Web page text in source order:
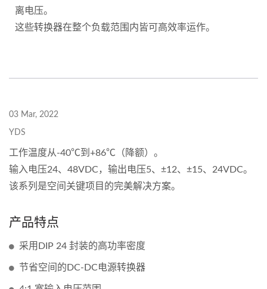
离电压。
这些转换器在整个负载范围内皆可高效率运作。
03 Mar, 2022
YDS
工作温度从-40℃到+86℃（降额）。
输入电压24、48VDC，输出电压5、±12、±15、24VDC。
该系列是空间关键项目的完美解决方案。
产品特点
采用DIP 24 封装的高功率密度
节省空间的DC-DC电源转换器